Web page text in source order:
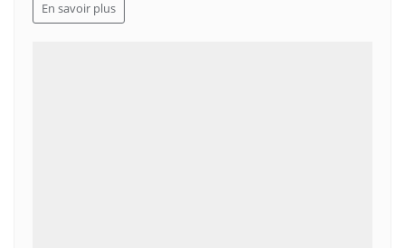
En savoir plus